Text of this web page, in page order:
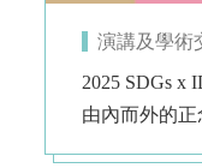
演講及學術
2025 SDGs x
由內而外的正